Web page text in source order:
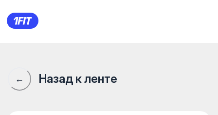
У меня 99 проблем,
← Назад к ленте